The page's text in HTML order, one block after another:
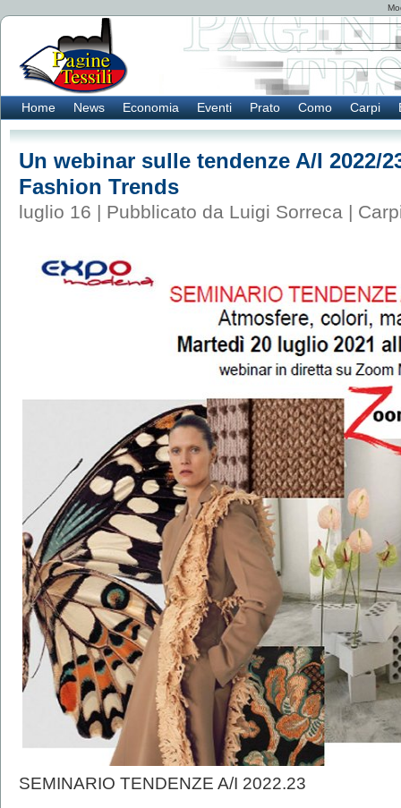
Home News Economia Eventi Prato Como Carpi
Un webinar sulle tendenze A/I 2022/
Fashion Trends
luglio 16 | Pubblicato da Luigi Sorreca |
SEMINARIO TENDENZE A/I 2022.23